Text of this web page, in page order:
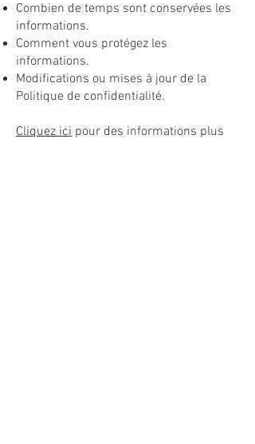
Combien de temps sont conservées les
informations.
Comment vous protégez les
informations.
Modifications ou mises à jour de la
Politique de confidentialité.
Cliquez ici pour des informations plus